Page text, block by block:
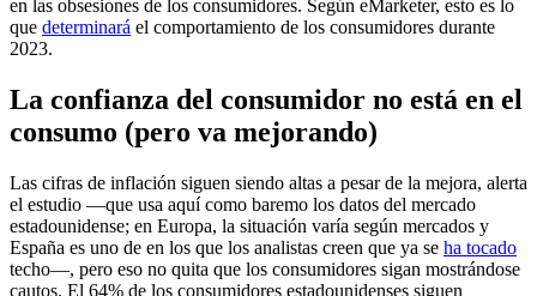
en las obsesiones de los consumidores. Según eMarketer, esto es lo
que determinará el comportamiento de los consumidores durante
2023.
La confianza del consumidor no está en el
consumo (pero va mejorando)
Las cifras de inflación siguen siendo altas a pesar de la mejora, alerta
el estudio —que usa aquí como baremo los datos del mercado
estadounidense; en Europa, la situación varía según mercados y
España es uno de en los que los analistas creen que ya se ha tocado
techo—, pero eso no quita que los consumidores sigan mostrándose
cautos. El 64% de los consumidores estadounidenses siguen